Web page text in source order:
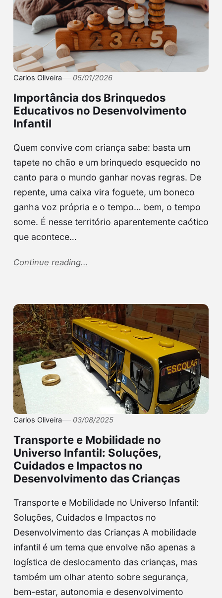
Carlos Oliveira 05/01/2026
Importância dos Brinquedos
Educativos no Desenvolvimento
Infantil
Quem convive com criança sabe: basta um
tapete no chão e um brinquedo esquecido no
canto para o mundo ganhar novas regras. De
repente, uma caixa vira foguete, um boneco
ganha voz própria e o tempo… bem, o tempo
some. É nesse território aparentemente caótico
que acontece…
Continue reading...
Carlos Oliveira 03/08/2025
Transporte e Mobilidade no
Universo Infantil: Soluções,
Cuidados e Impactos no
Desenvolvimento das Crianças
Transporte e Mobilidade no Universo Infantil:
Soluções, Cuidados e Impactos no
Desenvolvimento das Crianças A mobilidade
infantil é um tema que envolve não apenas a
logística de deslocamento das crianças, mas
também um olhar atento sobre segurança,
bem-estar, autonomia e desenvolvimento